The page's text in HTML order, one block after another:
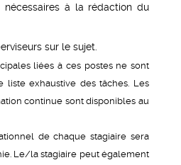
nécessaires à la rédaction du
sur le sujet.
liées à ces postes ne sont
liste exhaustive des tâches. Les
continue sont disponibles au
de chaque stagiaire sera
Le/la stagiaire peut également